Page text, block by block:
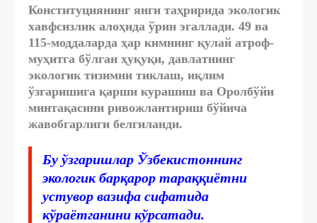
Конституциянинг янги таҳририда экологик
хавфсизлик алоҳида ўрин эгаллади. 49 ва
115-моддаларда ҳар кимнинг қулай атроф-
муҳитга бўлган ҳуқуқи, давлатнинг
экологик тизимни тиклаш, иқлим
ўзгаришига қарши курашиш ва Оролбўйи
минтақасини ривожлантириш бўйича
жавобгарлиги белгиланди.
Бу ўзгаришлар Ўзбекистоннинг
экологик барқарор тараққиётни
устувор вазифа сифатида
кўраётганини кўрсатади.